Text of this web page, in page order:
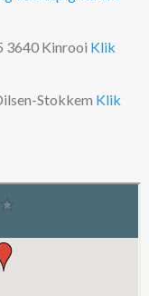
3640 Kinrooi Klik
Stokkem Klik